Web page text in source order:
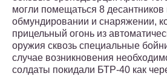
могли помещаться 8
обмундировании и снаряжении,
прицельный огонь из
оружия сквозь специальные
случае возникновения
солдаты покидали БТР-40 как